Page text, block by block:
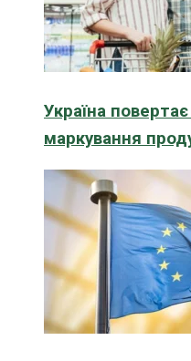
Україна
маркування